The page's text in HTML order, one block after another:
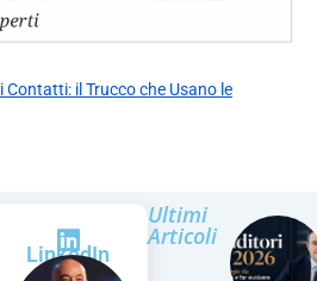
Contatti: il Trucco che Usano le
LinkedIn
Ultimi
Articoli